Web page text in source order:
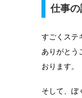
仕事
すごくステ
ありがとう
おります。
そして、ぼ